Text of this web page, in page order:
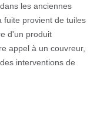
les anciennes
fuite provient de tuiles
d'un produit
appel à un couvreur,
interventions de